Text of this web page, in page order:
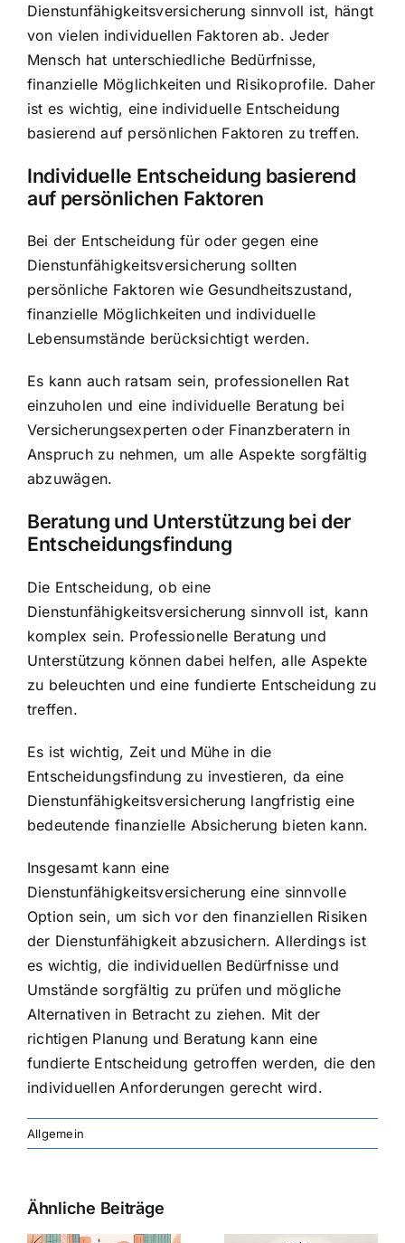
Dienstunfähigkeitsversicherung sinnvoll ist, hängt
von vielen individuellen Faktoren ab. Jeder
Mensch hat unterschiedliche Bedürfnisse,
finanzielle Möglichkeiten und Risikoprofile. Daher
ist es wichtig, eine individuelle Entscheidung
basierend auf persönlichen Faktoren zu treffen.
Individuelle Entscheidung basierend
auf persönlichen Faktoren
Bei der Entscheidung für oder gegen eine
Dienstunfähigkeitsversicherung sollten
persönliche Faktoren wie Gesundheitszustand,
finanzielle Möglichkeiten und individuelle
Lebensumstände berücksichtigt werden.
Es kann auch ratsam sein, professionellen Rat
einzuholen und eine individuelle Beratung bei
Versicherungsexperten oder Finanzberatern in
Anspruch zu nehmen, um alle Aspekte sorgfältig
abzuwägen.
Beratung und Unterstützung bei der
Entscheidungsfindung
Die Entscheidung, ob eine
Dienstunfähigkeitsversicherung sinnvoll ist, kann
komplex sein. Professionelle Beratung und
Unterstützung können dabei helfen, alle Aspekte
zu beleuchten und eine fundierte Entscheidung zu
treffen.
Es ist wichtig, Zeit und Mühe in die
Entscheidungsfindung zu investieren, da eine
Dienstunfähigkeitsversicherung langfristig eine
bedeutende finanzielle Absicherung bieten kann.
Insgesamt kann eine
Dienstunfähigkeitsversicherung eine sinnvolle
Option sein, um sich vor den finanziellen Risiken
der Dienstunfähigkeit abzusichern. Allerdings ist
es wichtig, die individuellen Bedürfnisse und
Umstände sorgfältig zu prüfen und mögliche
Alternativen in Betracht zu ziehen. Mit der
richtigen Planung und Beratung kann eine
fundierte Entscheidung getroffen werden, die den
individuellen Anforderungen gerecht wird.
Allgemein
Ähnliche Beiträge